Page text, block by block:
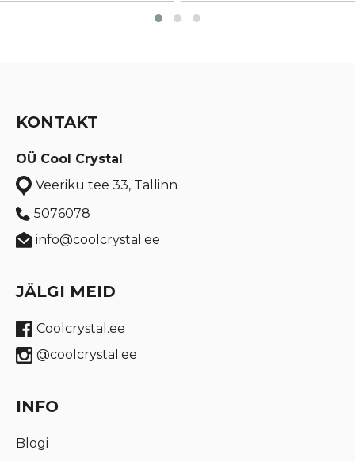
KONTAKT
OÜ Cool Crystal
Veeriku tee 33, Tallinn
5076078
info@coolcrystal.ee
JÄLGI MEID
Coolcrystal.ee
@coolcrystal.ee
INFO
Blogi